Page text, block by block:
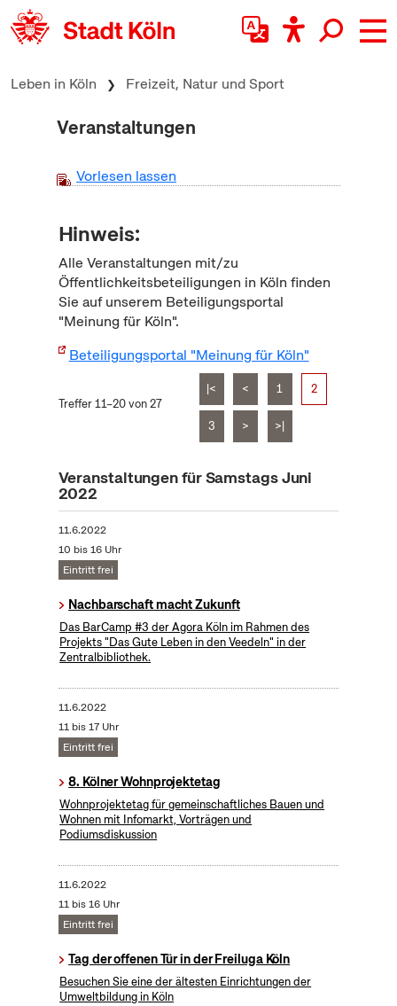
zum Inhalt springen
Leben in Köln Freizeit, Natur und Sport
Veranstaltungen
Vorlesen lassen
Hinweis:
Alle Veranstaltungen mit/zu
Öffentlichkeitsbeteiligungen in Köln finden
Sie auf unserem Beteiligungsportal
"Meinung für Köln".
Beteiligungsportal "Meinung für Köln"
Treffer 11–20 von 27
|< < 1 2
3 > >|
Veranstaltungen für Samstags Juni
2022
11.6.2022
10 bis 16 Uhr
Eintritt frei
Nachbarschaft macht Zukunft
Das BarCamp #3 der Agora Köln im Rahmen des
Projekts "Das Gute Leben in den Veedeln" in der
Zentralbibliothek.
11.6.2022
11 bis 17 Uhr
Eintritt frei
8. Kölner Wohnprojektetag
Wohnprojektetag für gemeinschaftliches Bauen und
Wohnen mit Infomarkt, Vorträgen und
Podiumsdiskussion
11.6.2022
11 bis 16 Uhr
Eintritt frei
Tag der offenen Tür in der Freiluga Köln
Besuchen Sie eine der ältesten Einrichtungen der
Umweltbildung in Köln